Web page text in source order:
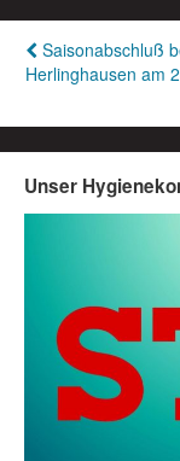
Saisonabschluß
Herlinghausen am
Unser